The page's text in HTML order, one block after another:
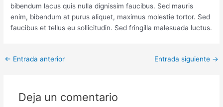
bibendum lacus quis nulla dignissim faucibus. Sed mauris
enim, bibendum at purus aliquet, maximus molestie tortor. Sed
faucibus et tellus eu sollicitudin. Sed fringilla malesuada luctus.
← Entrada anterior Entrada siguiente →
Deja un comentario